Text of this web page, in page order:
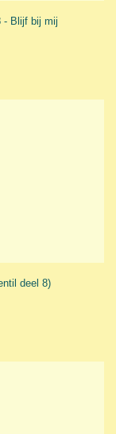
- Blijf bij mij
deel 8)